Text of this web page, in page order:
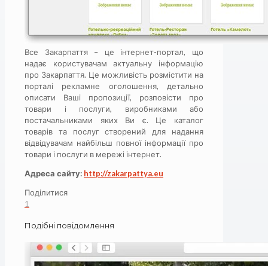
Все Закарпаття – це інтернет-портал, що
надає користувачам актуальну інформацію
про Закарпаття. Це можливість розмістити на
порталі рекламне оголошення, детально
описати Ваші пропозиції, розповісти про
товари і послуги, виробниками або
постачальниками яких Ви є. Це каталог
товарів та послуг створений для надання
відвідувачам найбільш повної інформації про
товари і послуги в мережі інтернет.
Адреса сайту: http://zakarpattya.eu
Поділитися
1
Подібні повідомлення